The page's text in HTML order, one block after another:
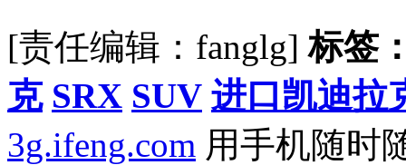
[责任编辑：fanglg]标签
克 SRX SUV 进口凯迪拉
3g.ifeng.com 用手机随时